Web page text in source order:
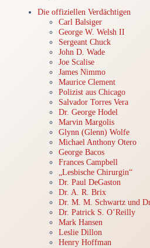
Die offiziellen Verdächtigen
Carl Balsiger
George W. Welsh II
Sergeant Chuck
John D. Wade
Joe Scalise
James Nimmo
Maurice Clement
Polizist aus Chicago
Salvador Torres Vera
Dr. George Hodel
Marvin Margolis
Glynn (Glenn) Wolfe
Michael Anthony Otero
George Bacos
Frances Campbell
„Lesbische Chirurgin“
Dr. Paul DeGaston
Dr. A. R. Brix
Dr. M. M. Schwartz und
Dr. Patrick S. O’Reilly
Mark Hansen
Leslie Dillon
Henry Hoffman